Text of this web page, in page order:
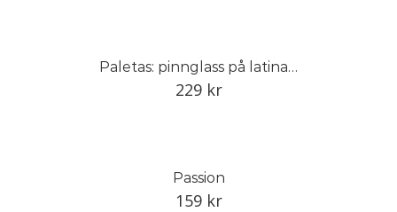
Paletas: pinnglass på latinamerikanskt vis
229 kr
Passion
159 kr